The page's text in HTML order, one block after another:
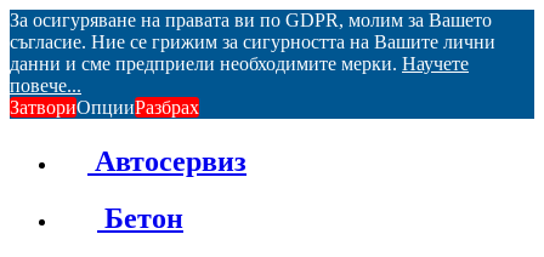
За осигуряване на правата ви по GDPR, молим за Вашето
съгласие. Ние се грижим за сигурността на Вашите лични
данни и сме предприели необходимите мерки. Научете
повече...
ЗатвориОпцииРазбрах
Автосервиз
Бетон